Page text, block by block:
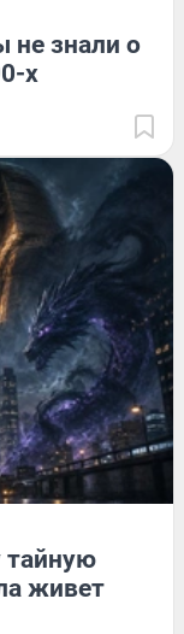
не знали о
х
тайную
живет